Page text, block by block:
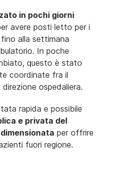
in pochi giorni
avere posti letto per i
alla settimana
In poche
questo è stato
coordinate fra il
ospedaliera.
rapida e possibile
e privata del
per offrire
fuori regione.